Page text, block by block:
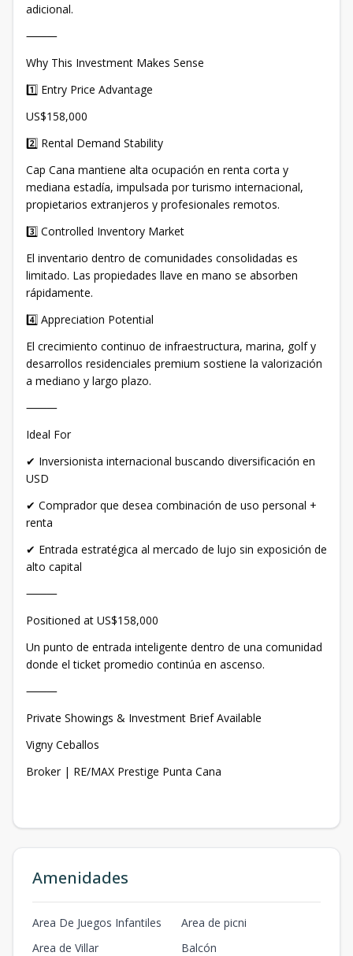
adicional.
⸻
Why This Investment Makes Sense
1️⃣ Entry Price Advantage
US$158,000
2️⃣ Rental Demand Stability
Cap Cana mantiene alta ocupación en renta corta y
mediana estadía, impulsada por turismo internacional,
propietarios extranjeros y profesionales remotos.
3️⃣ Controlled Inventory Market
El inventario dentro de comunidades consolidadas es
limitado. Las propiedades llave en mano se absorben
rápidamente.
4️⃣ Appreciation Potential
El crecimiento continuo de infraestructura, marina, golf y
desarrollos residenciales premium sostiene la valorización
a mediano y largo plazo.
⸻
Ideal For
✔ Inversionista internacional buscando diversificación en
USD
✔ Comprador que desea combinación de uso personal +
renta
✔ Entrada estratégica al mercado de lujo sin exposición de
alto capital
⸻
Positioned at US$158,000
Un punto de entrada inteligente dentro de una comunidad
donde el ticket promedio continúa en ascenso.
⸻
Private Showings & Investment Brief Available
Vigny Ceballos
Broker | RE/MAX Prestige Punta Cana
Amenidades
Area De Juegos Infantiles
Area de picni
Area de Villar
Balcón